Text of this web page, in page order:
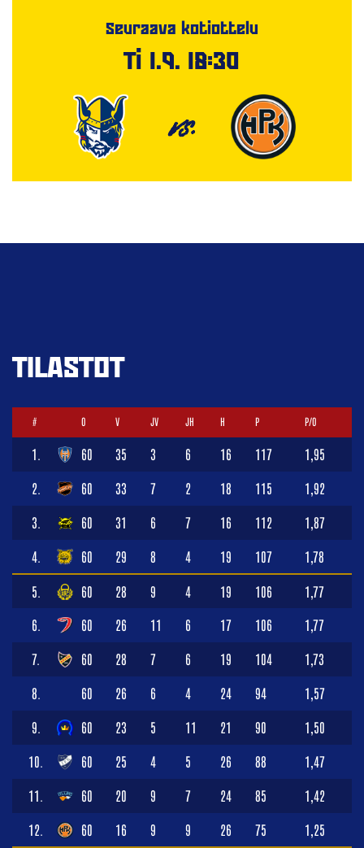
Seuraava kotiottelu
Ti 1.9. 18:30
VS.
TILASTOT
# O V JV JH H P P/O
1. 60 35 3 6 16 117 1,95
2. 60 33 7 2 18 115 1,92
3. 60 31 6 7 16 112 1,87
4. 60 29 8 4 19 107 1,78
5. 60 28 9 4 19 106 1,77
6. 60 26 11 6 17 106 1,77
7. 60 28 7 6 19 104 1,73
8. 60 26 6 4 24 94 1,57
9. 60 23 5 11 21 90 1,50
10. 60 25 4 5 26 88 1,47
11. 60 20 9 7 24 85 1,42
12. 60 16 9 9 26 75 1,25